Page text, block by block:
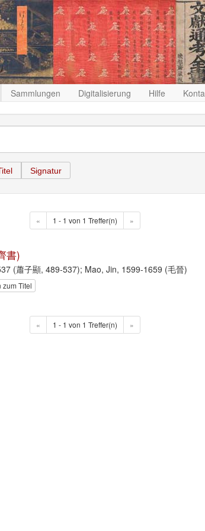
Sammlungen Digitalisierung Hilfe
Signatur
« 1 - 1 von 1 Treffer(n) »
書)
(蕭子顯, 489-537); Mao, Jin, 1599-1659 (毛晉)
zum Titel
« 1 - 1 von 1 Treffer(n) »